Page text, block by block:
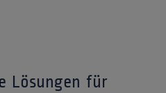
Lösungen für